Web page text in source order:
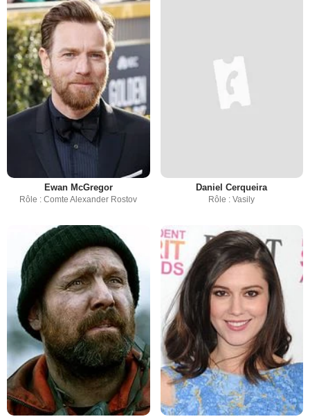
Ewan McGregor
Rôle : Comte Alexander Rostov
Daniel Cerqueira
Rôle : Vasily